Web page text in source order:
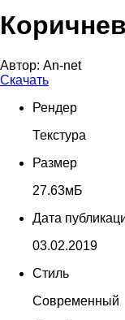
Автор: An-net
Скачать
Рендер
Текстура
Размер
27.63мБ
Дата
03.02.2019
Стиль
Современный